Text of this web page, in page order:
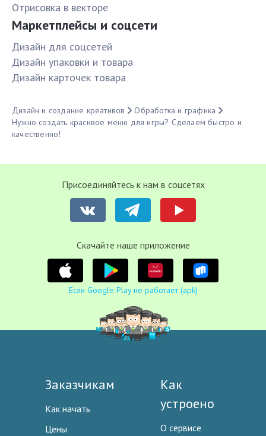
Отрисовка в векторе
Маркетплейсы и соцсети
Дизайн для соцсетей
Дизайн упаковки и товара
Дизайн карточек товара
Дизайн и создание креативов
Обработка и графика
Нужно создать красивое меню для игры? Сделаем быстро и
качественно!
Присоединяйтесь к нам в соцсетях
Cкачайте наше приложение
Если Google Play не работает (apk)
Заказчикам
Как начать
Цены
Как
устроено
О сервисе